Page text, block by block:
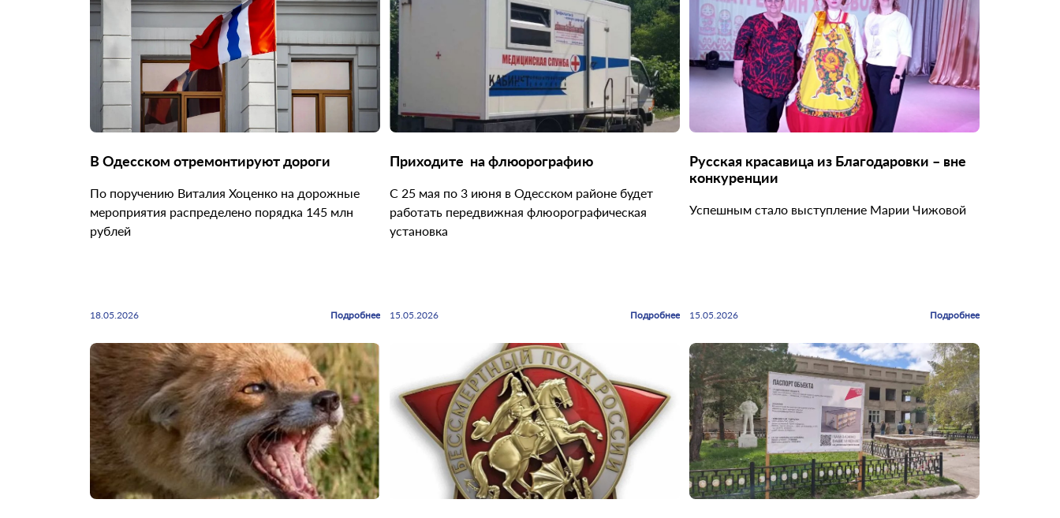
В Одесском отремонтируют дороги
По поручению Виталия Хоценко на дорожные
мероприятия распределено порядка 145 млн
рублей
18.05.2026 Подробнее
Приходите на флюорографию
С 25 мая по 3 июня в Одесском районе будет
работать передвижная флюорографическая
установка
15.05.2026 Подробнее
Русская красавица из Благодаровки – вне
конкуренции
Успешным стало выступление Марии Чижовой
15.05.2026 Подробнее